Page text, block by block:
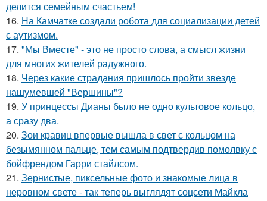
делится семейным счастьем!
16. На Камчатке создали робота для социализации детей
с аутизмом.
17. "Мы Вместе" - это не просто слова, а смысл жизни
для многих жителей радужного.
18. Через какие страдания пришлось пройти звезде
нашумевшей "Вершины"?
19. У принцессы Дианы было не одно культовое кольцо,
а сразу два.
20. Зои кравиц впервые вышла в свет с кольцом на
безымянном пальце, тем самым подтвердив помолвку с
бойфрендом Гарри стайлсом.
21. Зернистые, пиксельные фото и знакомые лица в
неровном свете - так теперь выглядят соцсети Майкла